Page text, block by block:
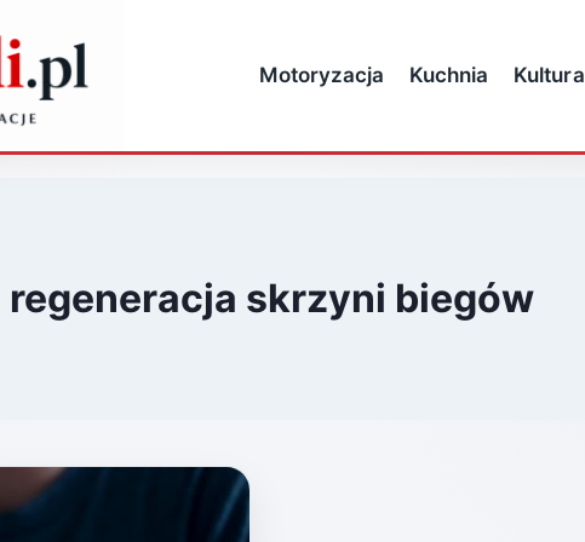
Motoryzacja Kuchnia Kultura
regeneracja skrzyni biegów